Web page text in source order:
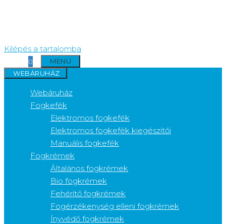
Kilépés a tartalomba
0
MENÜ
WEBÁRUHÁZ
Webáruház
Fogkefék
Elektromos fogkefék
Elektromos fogkefék kiegészítői
Manuális fogkefék
Fogkrémek
Általános fogkrémek
Bio fogkrémek
Fehérítő fogkrémek
Fogérzékenység elleni fogkrémek
Ínyvédő fogkrémek